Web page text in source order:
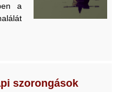
a
szorongások